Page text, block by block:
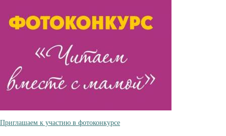
Приглашаем к участию в фотоконкурсе